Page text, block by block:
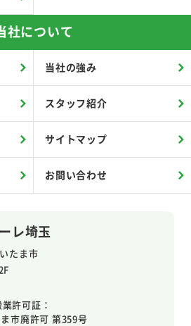
レ埼玉
たま市
許可証：
市廃許可 第359号
社について
当社の強み
スタッフ紹介
サイトマップ
お問い合わせ